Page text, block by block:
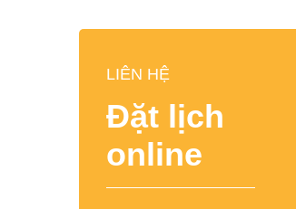
LIÊN HỆ
Đặt lịch
online